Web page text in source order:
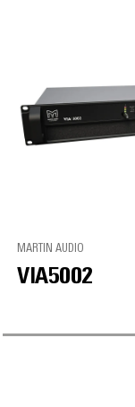
MARTIN AUDIO
VIA5002